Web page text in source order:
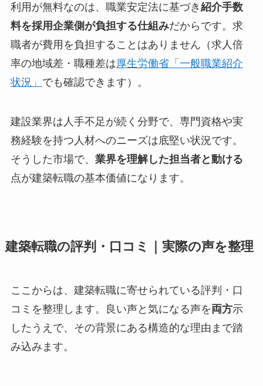
利用が無料なのは、職業安定法に基づき 紹介手数
料を採用企業側が負担する仕組みだからです。求
職者が費用を負担することはありません（求人倍
率の地域差・職種差は厚生労働省「一般職業紹介
状況」 でも確認できます）。
建設業界は人手不足が続く分野で、専門資格や実
務経験を持つ人材へのニーズは底堅い状況です。
そうした市場で、 業界を理解した担当者と動ける
点が建築転職の基本価値になります。
建築転職の評判・口コミ｜実際の声を整理
ここからは、建築転職に寄せられている評判・口
コミを整理します。良い声と気になる声を両方示
したうえで、その背景にある構造的な理由まで踏
み込みます。